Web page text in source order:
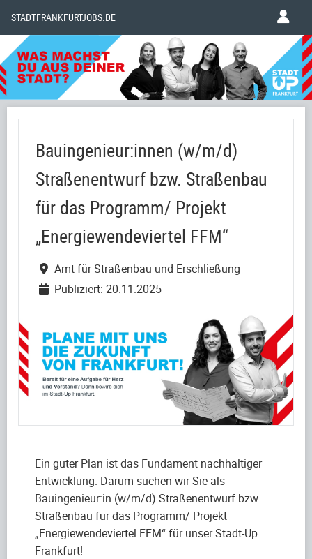
STADTFRANKFURTJOBS.DE
Bauingenieur:innen (w/m/d)
Straßenentwurf bzw. Straßenbau
für das Programm/ Projekt
„Energiewendeviertel FFM“
Amt für Straßenbau und Erschließung
Publiziert: 20.11.2025
Ein guter Plan ist das Fundament nachhaltiger
Entwicklung. Darum suchen wir Sie als
Bauingenieur:in (w/m/d) Straßenentwurf bzw.
Straßenbau für das Programm/ Projekt
„Energiewendeviertel FFM“ für unser Stadt-Up
Frankfurt!